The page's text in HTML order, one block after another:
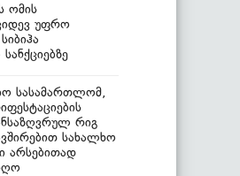
ომის
უფრო
სასამართლომ,
რიგ
სახალხო
არსებითად